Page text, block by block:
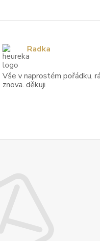
Vše v naprostém pořádku,
znova. děkuji
Radka